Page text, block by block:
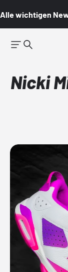
Alle wichtigen
Nicki